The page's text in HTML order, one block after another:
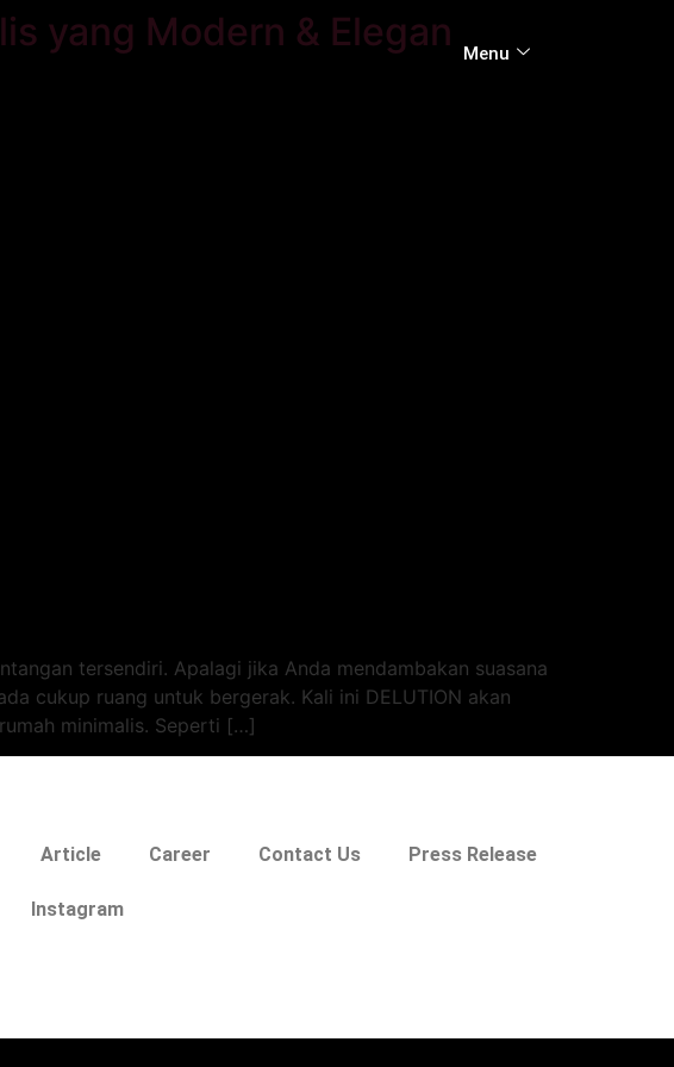
Menu
yang Modern & Elegan
tersendiri. Apalagi jika Anda mendambakan suasana
cukup ruang untuk bergerak. Kali ini DELUTION akan
minimalis. Seperti […]
Article Career Contact Us Press Release
Instagram